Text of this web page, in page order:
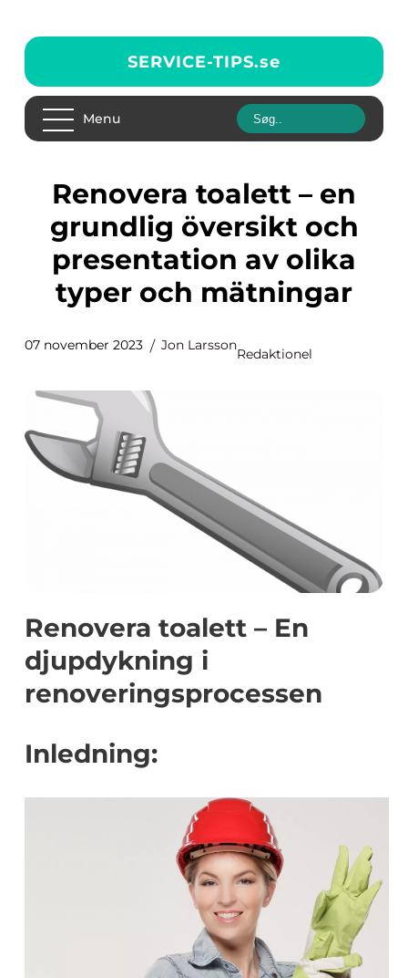
SERVICE-TIPS.se
Menu
Renovera toalett – en
grundlig översikt och
presentation av olika
typer och mätningar
07 november 2023 Jon Larsson
Redaktionel
Renovera toalett – En
djupdykning i
renoveringsprocessen
Inledning: